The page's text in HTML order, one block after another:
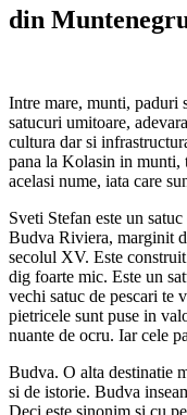
din
Intre mare, munti, paduri
satucuri umitoare,
cultura dar si
pana la Kolasin in
acelasi nume, iata care
Sveti Stefan este un
Budva Riviera, marginit
secolul XV. Este
dig foarte mic. Este un
vechi satuc de pescari te
pietricele sunt puse in
nuante de ocru. Iar cele
Budva. O alta destinatie
si de istorie. Budva
Deci este sinonim si cu